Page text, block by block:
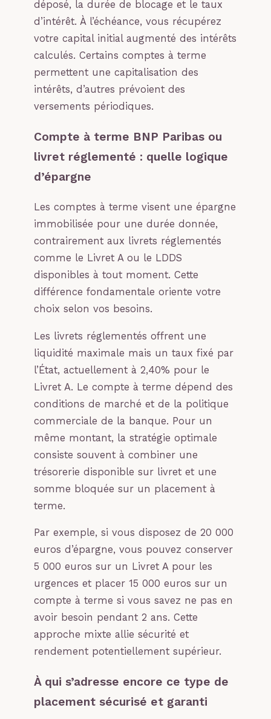
déposé, la durée de blocage et le taux
d’intérêt. À l’échéance, vous récupérez
votre capital initial augmenté des intérêts
calculés. Certains comptes à terme
permettent une capitalisation des
intérêts, d’autres prévoient des
versements périodiques.
Compte à terme BNP Paribas ou
livret réglementé : quelle logique
d’épargne
Les comptes à terme visent une épargne
immobilisée pour une durée donnée,
contrairement aux livrets réglementés
comme le Livret A ou le LDDS
disponibles à tout moment. Cette
différence fondamentale oriente votre
choix selon vos besoins.
Les livrets réglementés offrent une
liquidité maximale mais un taux fixé par
l’État, actuellement à 2,40% pour le
Livret A. Le compte à terme dépend des
conditions de marché et de la politique
commerciale de la banque. Pour un
même montant, la stratégie optimale
consiste souvent à combiner une
trésorerie disponible sur livret et une
somme bloquée sur un placement à
terme.
Par exemple, si vous disposez de 20 000
euros d’épargne, vous pouvez conserver
5 000 euros sur un Livret A pour les
urgences et placer 15 000 euros sur un
compte à terme si vous savez ne pas en
avoir besoin pendant 2 ans. Cette
approche mixte allie sécurité et
rendement potentiellement supérieur.
À qui s’adresse encore ce type de
placement sécurisé et garanti